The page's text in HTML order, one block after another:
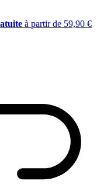
à partir de 59,90 €